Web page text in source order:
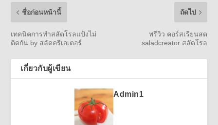
ชื่อก่อนหน้านี้
เทคนิคการทำสลัดโรลแป้งไม่
ติดกัน by สลัดครีเอเตอร์
ถัดไป
พรีวิว คอร์สเรียนสด
saladcreator สลัดโรล
เกี่ยวกับผู้เขียน
Admin1